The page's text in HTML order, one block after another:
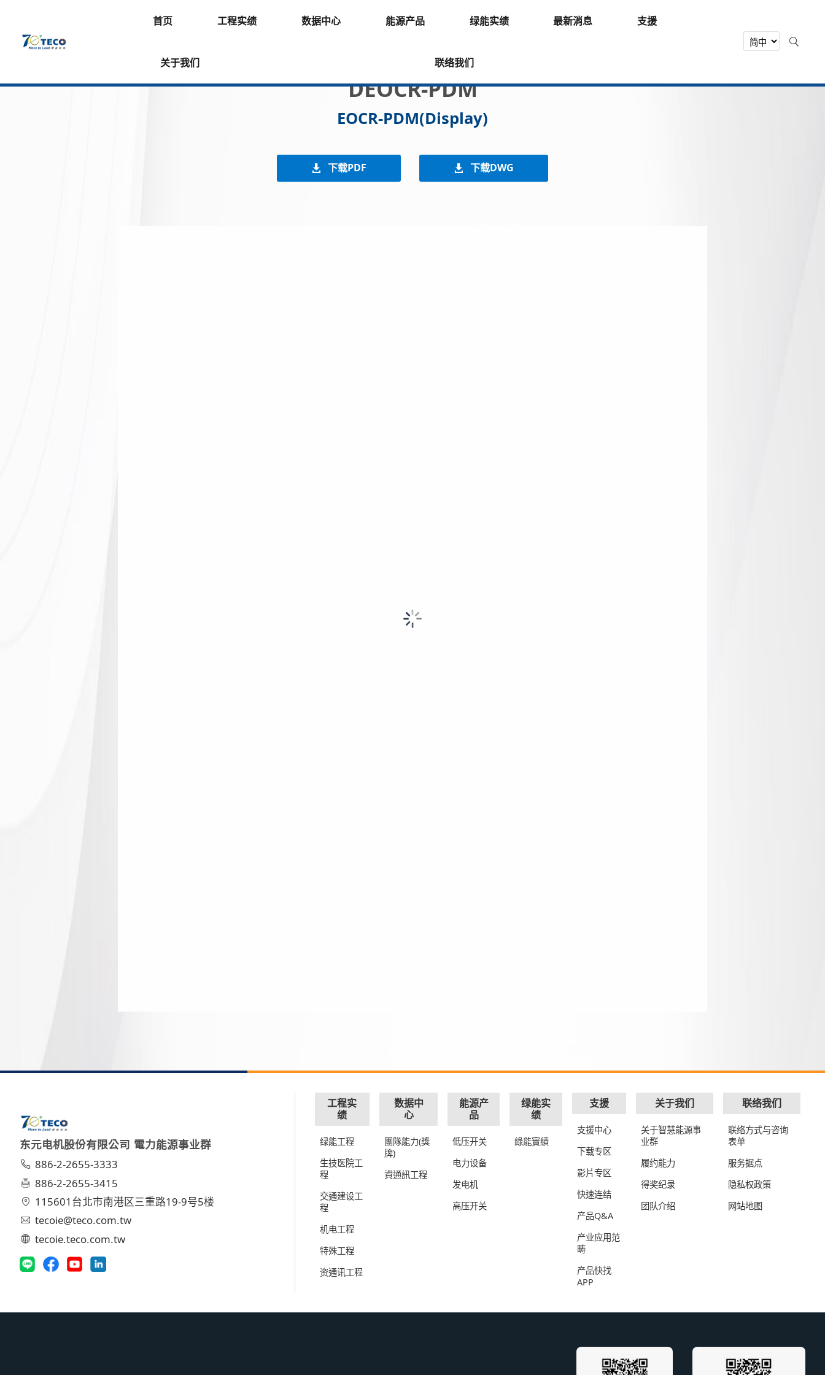
首页 工程实绩 数据中心 能源产品 绿能实绩 最新消息 支援
关于我们 联络我们
DEOCR-PDM
EOCR-PDM(Display)
下载PDF 下载DWG
东元电机股份有限公司 電力能源事业群
886-2-2655-3333
886-2-2655-3415
115601台北市南港区三重路19-9号5楼
tecoie@teco.com.tw
tecoie.teco.com.tw
工程实
绩
绿能工程
生技医院工
程
交通建设工
程
机电工程
特殊工程
资通讯工程
数据中
心
團隊能力(獎
牌)
資通訊工程
能源产
品
低压开关
电力设备
发电机
高压开关
绿能实
绩
綠能實績
支援
支援中心
下载专区
影片专区
快速连结
产品Q&A
产业应用范
畴
产品快找
APP
关于我们
关于智慧能源事
业群
履约能力
得奖纪录
团队介绍
联络我们
联络方式与咨询
表单
服务据点
隐私权政策
网站地图